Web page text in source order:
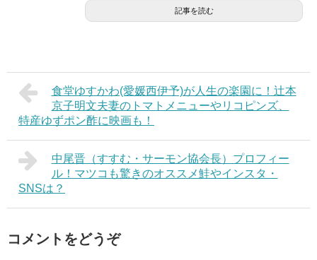
記事を読む
食堂ゆすかわ(愛媛西伊予)が人生の楽園に！辻本
京子明文夫妻のトマトメニューやリコピンズ、
特産ゆずポン酢に映画も！
中尾晋（すすむ・サーモン協会長）プロフィー
ル！マツコも驚きのオススメ鮭やインスタ・
SNSは？
コメントをどうぞ